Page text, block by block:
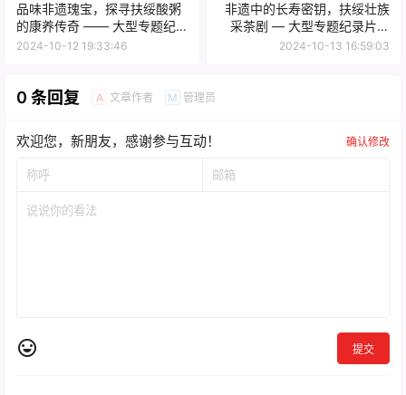
品味非遗瑰宝，探寻扶绥酸粥
的康养传奇 —— 大型专题纪录
片《长寿之乡康养之旅》精彩
2024-10-12 19:33:46
非遗中的长寿密钥，扶绥壮族
采茶剧 — 大型专题纪录片《
长寿之乡 康养之旅 》精彩预告
2024-10-13 16:59:03
0 条回复 A 文章作者 M 管理员
欢迎您，新朋友，感谢参与互动！ 确认修改
提交